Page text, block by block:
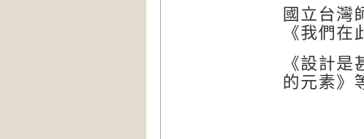
國立台灣
《我們
《設計
的元素》